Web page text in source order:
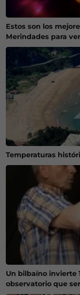
Estos son los
Merindades para
Temperaturas
Un bilbaíno invierte
observatorio que